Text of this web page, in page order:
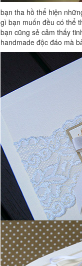
bạn tha hồ thể hiện
gì bạn muốn đều có thể
bạn cũng sẻ cảm thấy
handmade độc đáo mà